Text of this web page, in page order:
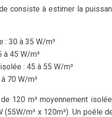
consiste à estimer la
: 30 à 35 W/m³
à 45 W/m³
: 45 à 55 W/m³
70 W/m³
120 m³ moyennement
m³ x 120m³). Un poêle